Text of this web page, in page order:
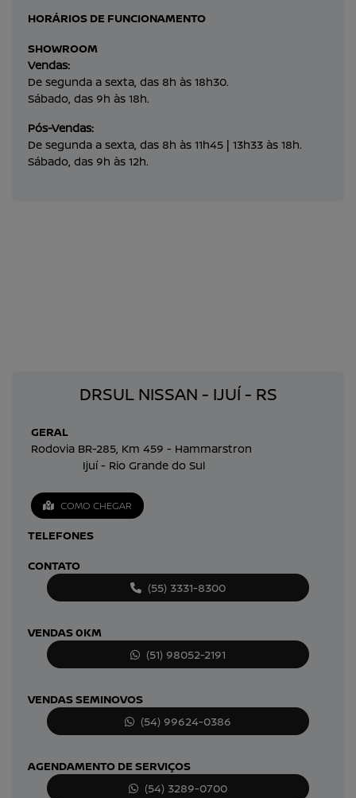
HORÁRIOS DE FUNCIONAMENTO
SHOWROOM
Vendas:
De segunda a sexta, das 8h às 18h30.
Sábado, das 9h às 18h.
Pós-Vendas:
De segunda a sexta, das 8h às 11h45 | 13h33 às 18h.
Sábado, das 9h às 12h.
DRSUL NISSAN - IJUÍ - RS
GERAL
Rodovia BR-285, Km 459 - Hammarstron
Ijuí - Rio Grande do Sul
COMO CHEGAR
TELEFONES
CONTATO
(55) 3331-8300
VENDAS 0KM
(51) 98052-2191
VENDAS SEMINOVOS
(54) 99624-0386
AGENDAMENTO DE SERVIÇOS
(54) 3289-0700